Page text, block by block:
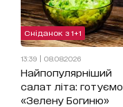
Сніданок з 1+1
13:39 | 08.08.2026
Найпопулярніший
салат літа: готуємо
«Зелену Богиню»